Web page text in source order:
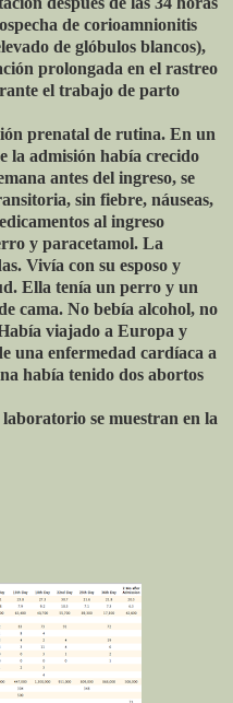
de corioamnionitis
de glóbulos blancos),
prolongada en el rastreo
el trabajo de parto
prenatal de rutina. En un
la admisión había crecido
antes del ingreso, se
sin fiebre, náuseas,
al ingreso
y paracetamol. La
Vivía con su esposo y
Ella tenía un perro y un
cama. No bebía alcohol, no
viajado a Europa y
una enfermedad cardíaca a
había tenido dos abortos
se muestran en la